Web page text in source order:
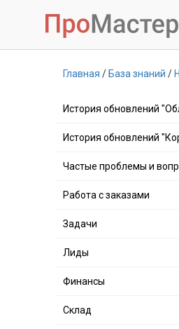
Главная База знаний
История обновлений
История обновлений
Частые проблемы и
Работа с заказами
Задачи
Лиды
Финансы
Склад